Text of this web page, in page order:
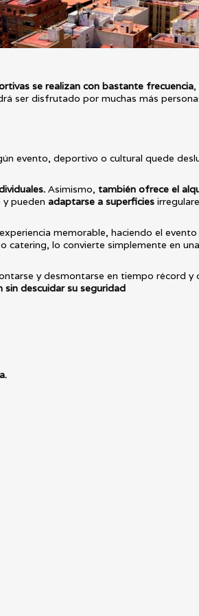
se realizan con bastante frecuencia,
ser disfrutado por muchas más
evento, deportivo o cultural quede
Asimismo, también ofrece el
y puedenadaptarse a superficies
memorable, haciendo el
catering, lo convierte simplemente en
y desmontarse en tiempo récord
sin descuidar su seguridad